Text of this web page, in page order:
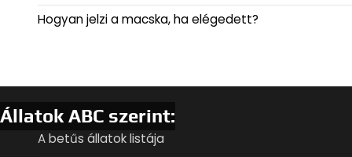
Hogyan jelzi a macska, ha elégedett?
Állatok ABC szerint:
A betűs állatok listája